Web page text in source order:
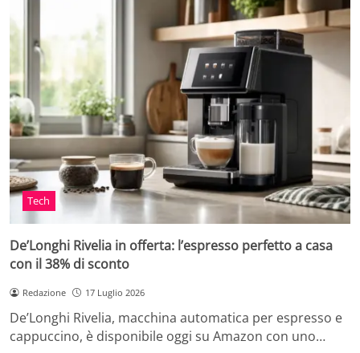
Tech
De’Longhi Rivelia in offerta: l’espresso perfetto a casa
con il 38% di sconto
Redazione 17 Luglio 2026
De’Longhi Rivelia, macchina automatica per espresso e
cappuccino, è disponibile oggi su Amazon con uno…